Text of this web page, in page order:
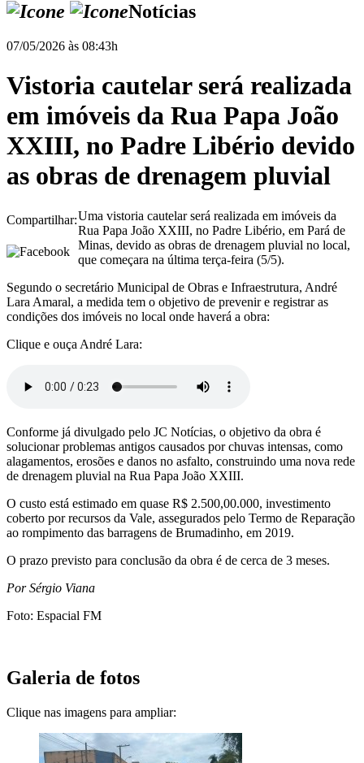
Notícias
07/05/2026 às 08:43h
Vistoria cautelar será realizada
em imóveis da Rua Papa João
XXIII, no Padre Libério devido
as obras de drenagem pluvial
Compartilhar:Uma vistoria cautelar será realizada em imóveis da
Rua Papa João XXIII, no Padre Libério, em Pará de
Minas, devido as obras de drenagem pluvial no local,
que começara na última terça-feira (5/5).
Segundo o secretário Municipal de Obras e Infraestrutura, André
Lara Amaral, a medida tem o objetivo de prevenir e registrar as
condições dos imóveis no local onde haverá a obra:
Clique e ouça André Lara:
Conforme já divulgado pelo JC Notícias, o objetivo da obra é
solucionar problemas antigos causados por chuvas intensas, como
alagamentos, erosões e danos no asfalto, construindo uma nova rede
de drenagem pluvial na Rua Papa João XXIII.
O custo está estimado em quase R$ 2.500,00.000, investimento
coberto por recursos da Vale, assegurados pelo Termo de Reparação
ao rompimento das barragens de Brumadinho, em 2019.
O prazo previsto para conclusão da obra é de cerca de 3 meses.
Por Sérgio Viana
Foto: Espacial FM
Galeria de fotos
Clique nas imagens para ampliar: